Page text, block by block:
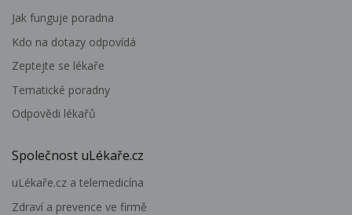
Jak funguje poradna
Kdo na dotazy odpovídá
Zeptejte se lékaře
Tematické poradny
Odpovědi lékařů
Společnost uLékaře.cz
uLékaře.cz a telemedicína
Zdraví a prevence ve firmě